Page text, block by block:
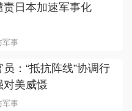
责日本加速军事化
军事
：“抵抗阵线”协调行
对美威慑
军事